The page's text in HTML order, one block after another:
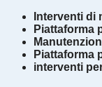
Interventi di
Piattaforma
Piattaforma
interventi